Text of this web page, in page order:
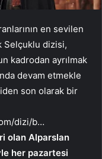
en sevilen
Selçuklu dizisi,
kadrodan ayrılmak
devam etmekle
son olarak bir
dizi/b…
olan Alparslan
her pazartesi